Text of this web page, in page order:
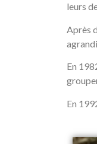
leurs
Après
En
En